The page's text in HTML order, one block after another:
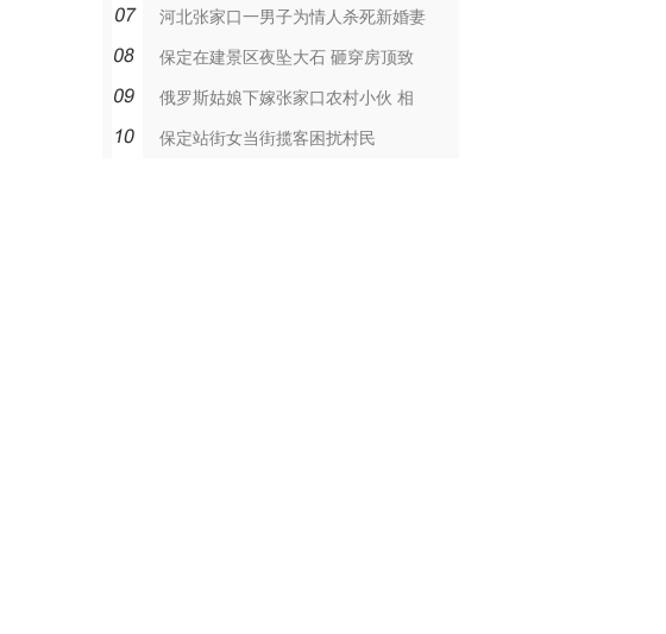
河北张家口一男子为情人杀死新婚妻
保定在建景区夜坠大石 砸穿房顶致
俄罗斯姑娘下嫁张家口农村小伙 相
保定站街女当街揽客困扰村民